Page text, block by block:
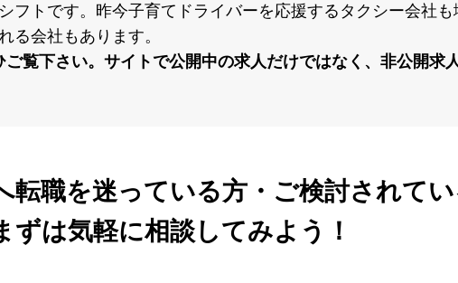
フトです。昨今⼦育てドライバーを応援するタクシー会社
る会社もあります。
覧下さい。サイトで公開中の求⼈だけではなく、⾮公開求
転職を迷っている方・ご検討されて
ずは気軽に相談してみよう！